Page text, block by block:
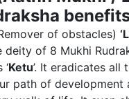
of obstacles)
deity of 8 Mukhi
Ketu’. It eradicates all
path of development